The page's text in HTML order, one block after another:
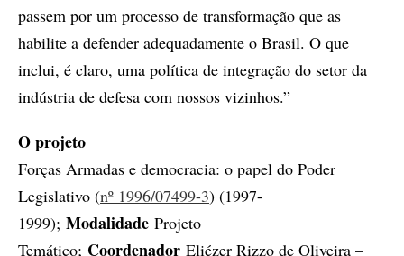
passem por um processo de transformação que as
habilite a defender adequadamente o Brasil. O que
inclui, é claro, uma política de integração do setor da
indústria de defesa com nossos vizinhos.”
O projeto
Forças Armadas e democracia: o papel do Poder
Legislativo (nº 1996/07499-3) (1997-
1999); Modalidade Projeto
Temático; Coordenador Eliézer Rizzo de Oliveira –